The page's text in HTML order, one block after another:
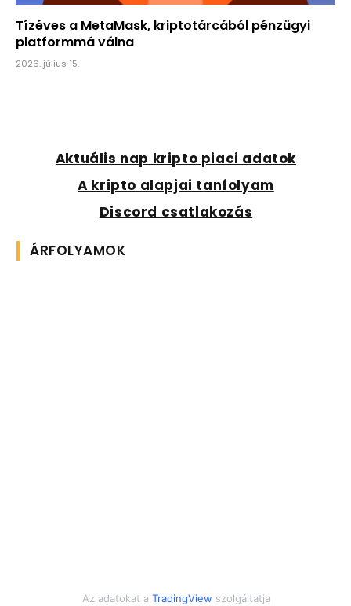
Tízéves a MetaMask, kriptotárcából pénzügyi
platformmá válna
2026. július 15.
Aktuális nap kripto piaci adatok
A kripto alapjai tanfolyam
Discord csatlakozás
ÁRFOLYAMOK
Az adatokat a TradingView szolgáltatja